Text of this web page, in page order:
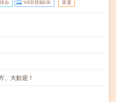
み WEB登録OK 派遣
、大歓迎！